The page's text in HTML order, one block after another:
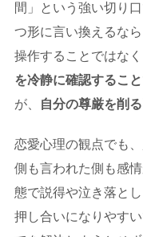
間」という強い切り
つ形に言い換えるな
操作することではなく
を冷静に確認すること
が、
自分の尊厳を削
恋愛心理の観点でも
側も言われた側も感
態で説得や泣き落と
押し合いになりやす